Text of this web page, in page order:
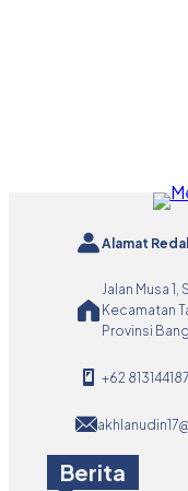
Alamat
Jalan Musa
Kecamatan
Provinsi
+62
Berita